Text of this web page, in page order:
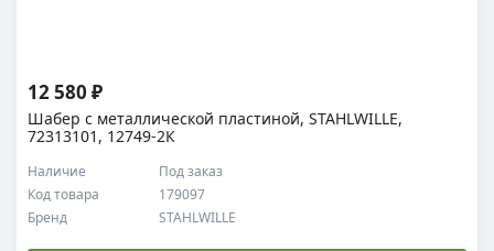
Шабер с металлической пластиной, STAHLWILLE,
72313101, 12749-2К
Код товара 179097
Наличие Под заказ
Бренд STAHLWILLE
12 580 ₽